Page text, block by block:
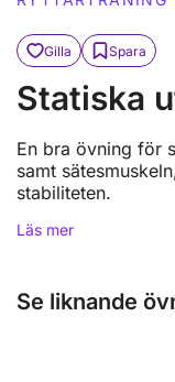
Gilla Spara
Statiska
En bra övning för
samt
stabiliteten.
Läs mer
Se liknande